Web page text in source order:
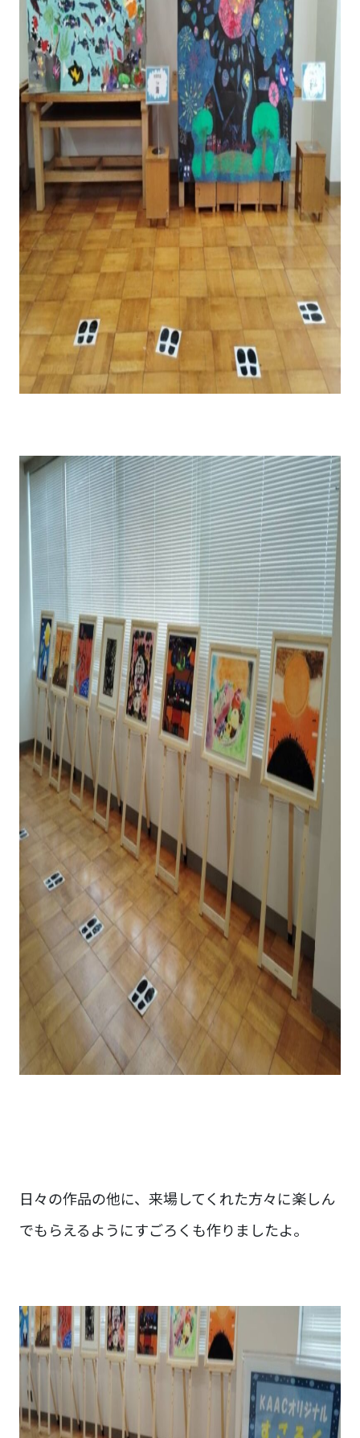
日々の作品の他に、来場してくれた方々に楽しん
でもらえるようにすごろくも作りましたよ。